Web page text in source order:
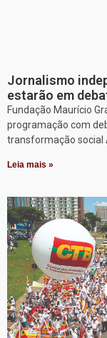
Jornalismo
estarão em
Fundação Maurício
programação com
transformação social
Leia mais »